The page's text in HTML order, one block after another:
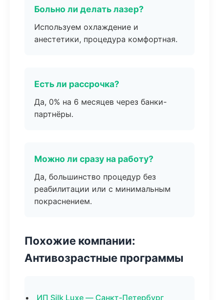
Больно ли делать лазер?
Используем охлаждение и
анестетики, процедура комфортная.
Есть ли рассрочка?
Да, 0% на 6 месяцев через банки-
партнёры.
Можно ли сразу на работу?
Да, большинство процедур без
реабилитации или с минимальным
покраснением.
Похожие компании:
Антивозрастные программы
ИП Silk Luxe — Санкт-Петербург